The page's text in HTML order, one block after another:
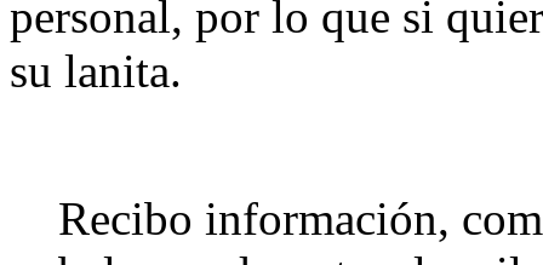
personal, por lo que si
su lanita.
Recibo información,